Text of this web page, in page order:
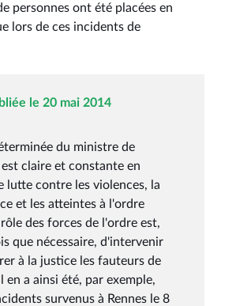
personnes ont été placées en
lors de ces incidents de
le 20 mai 2014
du ministre de
claire et constante en
lutte contre les violences, la
et les atteintes à l'ordre
des forces de l'ordre est,
que nécessaire, d'intervenir
à la justice les fauteurs de
en a ainsi été, par exemple,
survenus à Rennes le 8